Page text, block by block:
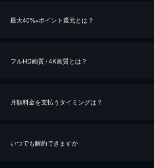
最大40%※ポイント還元とは？
※40％ポイント還元の対象は、クレジットカード決済による
iOSアプリのUコイン決済による作品の購入 / レンタルは、
フルHD画質 / 4K画質とは？
月額料金を支払うタイミングは？
いつでも解約できますか